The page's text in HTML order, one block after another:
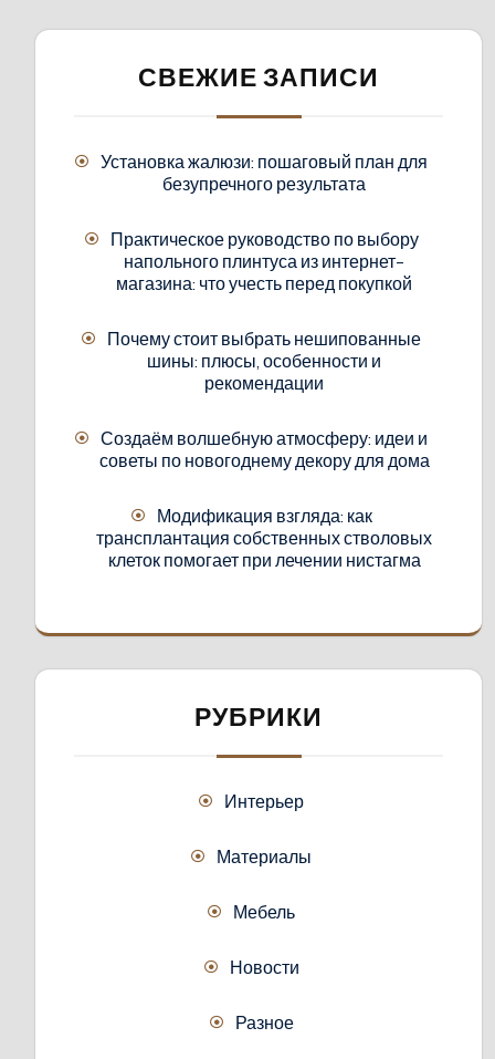
СВЕЖИЕ ЗАПИСИ
Установка жалюзи: пошаговый план для
безупречного результата
Практическое руководство по выбору
напольного плинтуса из интернет-
магазина: что учесть перед покупкой
Почему стоит выбрать нешипованные
шины: плюсы, особенности и
рекомендации
Создаём волшебную атмосферу: идеи и
советы по новогоднему декору для дома
Модификация взгляда: как
трансплантация собственных стволовых
клеток помогает при лечении нистагма
РУБРИКИ
Интерьер
Материалы
Мебель
Новости
Разное